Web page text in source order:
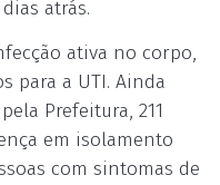
atrás.
ativa no corpo,
para a UTI. Ainda
Prefeitura, 211
em isolamento
com sintomas de